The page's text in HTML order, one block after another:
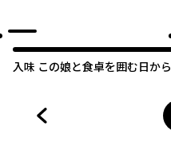
入味 この娘と食卓を囲む日から